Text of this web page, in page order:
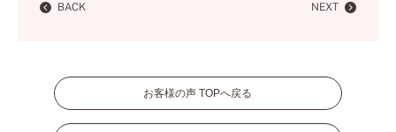
BACK NEXT
お客様の声 TOPへ戻る